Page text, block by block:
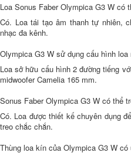
Loa Sonus Faber Olympica G3 W có
Có. Loa tái tạo âm thanh tự nhiên,
nhạc đa kênh.
Olympica G3 W sử dụng cấu hình loa
Loa sở hữu cấu hình 2 đường tiếng
midwoofer Camelia 165 mm.
Sonus Faber Olympica G3 W có thể
Có. Loa được thiết kế chuyên dụng
treo chắc chắn.
Thùng loa kín của Olympica G3 W